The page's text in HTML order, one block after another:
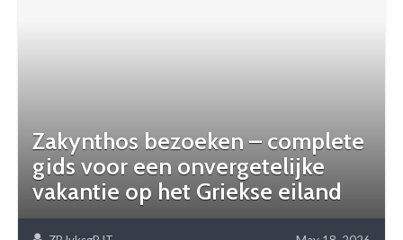
Zakynthos bezoeken – complete
gids voor een onvergetelijke
vakantie op het Griekse eiland